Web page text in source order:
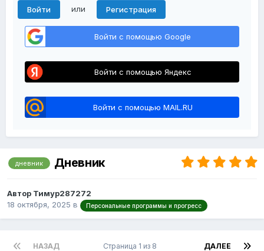
Войти
или Регистрация
Войти с помощью Google
Войти с помощью Яндекс
Войти с помощью MAIL.RU
дневник Дневник
Автор Тимур287272
18 октября, 2025 в Персональные программы и прогресс
НАЗАД ДАЛЕЕ
Страница 1 из 8